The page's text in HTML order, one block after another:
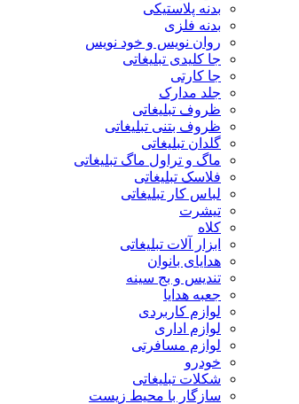
بدنه پلاستیکی
بدنه فلزی
روان نویس و خود نویس
جا کلیدی تبلیغاتی
جا کارتی
جلد مدارک
ظروف تبلیغاتی
ظروف بتنی تبلیغاتی
گلدان تبلیغاتی
ماگ و تراول ماگ تبلیغاتی
فلاسک تبلیغاتی
لباس کار تبلیغاتی
تیشرت
کلاه
ابزار آلات تبلیغاتی
هدایای بانوان
تندیس و بج سینه
جعبه هدایا
لوازم کاربردی
لوازم اداری
لوازم مسافرتی
خودرو
شکلات تبلیغاتی
سازگار با محیط زیست